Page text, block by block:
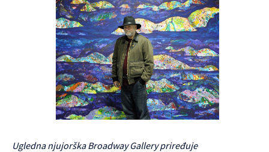
Ugledna njujorška Broadway Gallery priređuje